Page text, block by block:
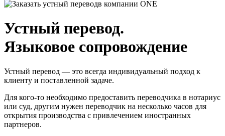
Устный перевод.
Языковое сопровождение
Устный перевод — это всегда индивидуальный подход к
клиенту и поставленной задаче.
Для кого-то необходимо предоставить переводчика в нотариус
или суд, другим нужен переводчик на несколько часов для
открытия производства с привлечением иностранных
партнеров.